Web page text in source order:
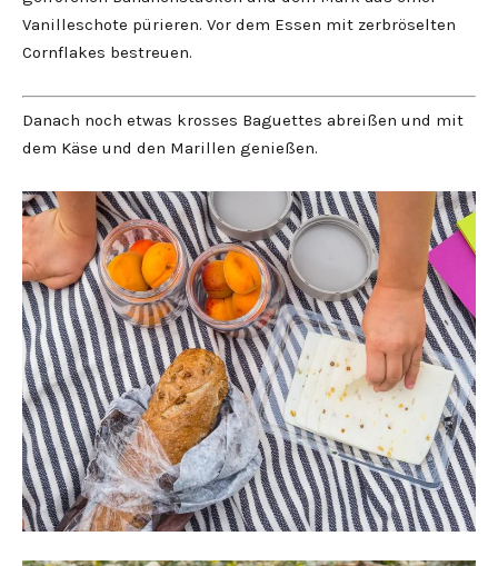
Vanilleschote pürieren. Vor dem Essen mit zerbröselten
Cornflakes bestreuen.
Danach noch etwas krosses Baguettes abreißen und mit
dem Käse und den Marillen genießen.